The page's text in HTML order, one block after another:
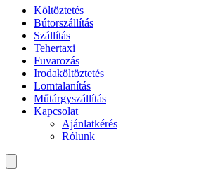
Költöztetés
Bútorszállítás
Szállítás
Tehertaxi
Fuvarozás
Irodaköltöztetés
Lomtalanítás
Műtárgyszállítás
Kapcsolat
Ajánlatkérés
Rólunk